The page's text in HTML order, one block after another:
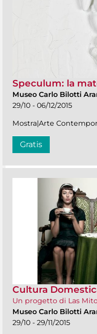
Speculum: la
Museo Carlo Bilotti
29/10 - 06/12/2015
Mostra|Arte
Gratis
Cultura
Un progetto di Las
Museo Carlo Bilotti
29/10 - 29/11/2015